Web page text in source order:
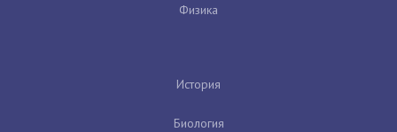
Физика
История
Биология